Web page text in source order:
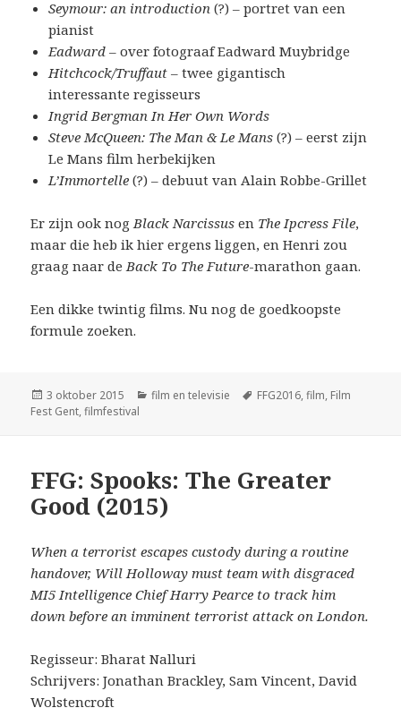
Seymour: an introduction (?) – portret van een
pianist
Eadward – over fotograaf Eadward Muybridge
Hitchcock/Truffaut – twee gigantisch
interessante regisseurs
Ingrid Bergman In Her Own Words
Steve McQueen: The Man & Le Mans (?) – eerst zijn
Le Mans film herbekijken
L’Immortelle (?) – debuut van Alain Robbe-Grillet
Er zijn ook nogBlack Narcissus en The Ipcress File,
maar die heb ik hier ergens liggen, en Henri zou
graag naar deBack To The Future-marathon gaan.
Een dikke twintig films. Nu nog de goedkoopste
formule zoeken.
Geplaatst
op
3 oktober 2015 Categorieën
film en televisie Tags
FFG2016,film, Film
Fest Gent,filmfestival
FFG: Spooks: The Greater
Good (2015)
When a terrorist escapes custody during a routine
handover, Will Holloway must team with disgraced
MI5 Intelligence Chief Harry Pearce to track him
down before an imminent terrorist attack on London.
Regisseur: Bharat Nalluri
Schrijvers: Jonathan Brackley, Sam Vincent, David
Wolstencroft